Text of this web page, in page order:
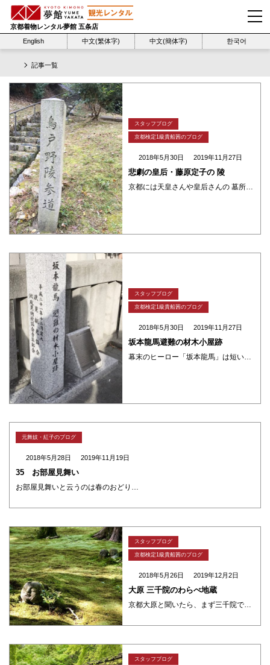
京都着物レンタル夢館 五条店
English
中文(繁体字) 中文(簡体字) 한국어
記事一覧
スタッフブログ
京都検定1級貴船茜のブログ
2018年5月30日 2019年11月27日
悲劇の皇后・藤原定子の 陵
京都には天皇さんや皇后さんの 墓所がたくさんあります。 正しくは御陵（ごりょう）とか 陵（みささぎ）といいます。 東山の山中のひっそりした地に 平安時代の一条天皇さんの皇后「藤原定子」の陵があります。 枕草子を書かはった ・・・
スタッフブログ
京都検定1級貴船茜のブログ
2018年5月30日 2019年11月27日
坂本龍馬避難の材木小屋跡
幕末のヒーロー「坂本龍馬」は短い生涯でしたが 「薩長同盟」という大きな仕事を成しとげました。 彼がいたからこそ新しい世の中がきたのです。 そんな彼は慶応2年（1866年） 1月伏見の寺田屋で幕吏に襲撃されて大ケガをしまし ・・・
元舞妓・紅子のブログ
2018年5月28日 2019年11月19日
35 お部屋見舞い
お部屋見舞いと云うのは春のおどりの時や踊りの舞台に主演した時に 頂いたり贈ったりするプレゼントみたいなものです お花だったりお菓子だったりご祝儀だったりします 同じ舞台に立つ出演者同士のやり取りは記憶に無いですけど 自分 ・・・
スタッフブログ
京都検定1級貴船茜のブログ
2018年5月26日 2019年12月2日
大原 三千院のわらべ地蔵
京都大原と聞いたら、まず三千院です。 創建は平安時代という歴史が古く また天皇さんと ゆかりがある格式高いお寺です。 こちらは紅葉の名所ですが、 今の時期は青もみじや苔が きれいです。特に本堂の ある有清園というお庭は ・・・
スタッフブログ